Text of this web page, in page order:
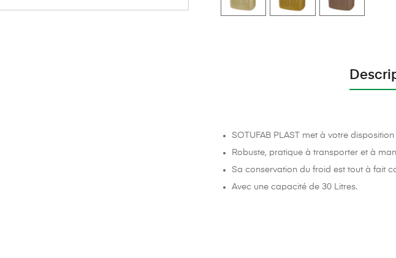
SOTUFAB PLAST met à votre
Robuste, pratique à transporter et à
Sa conservation du froid est tout à fait
Avec une capacité de 30 Litres.